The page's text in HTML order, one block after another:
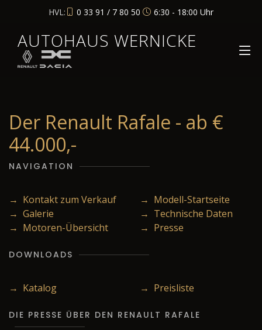
HVL: 0 33 91 / 7 80 50 6:30 - 18:00 Uhr
AUTOHAUS WERNICKE
Der Renault Rafale - ab €
44.000,-
NAVIGATION
→ Kontakt zum Verkauf
→ Modell-Startseite
→ Galerie
→ Technische Daten
→ Motoren-Übersicht
→ Presse
DOWNLOADS
→ Katalog → Preisliste
DIE PRESSE ÜBER DEN RENAULT RAFALE